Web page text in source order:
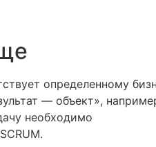
определенному
— объект»,
необходимо